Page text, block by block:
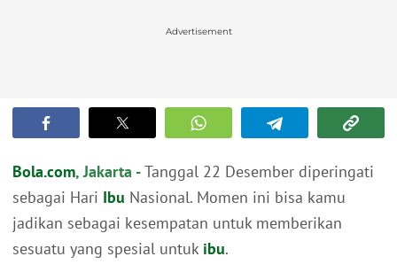
Advertisement
Bola.com, Jakarta -Tanggal 22 Desember diperingati
sebagai Hari Ibu Nasional. Momen ini bisa kamu
jadikan sebagai kesempatan untuk memberikan
sesuatu yang spesial untuk ibu.